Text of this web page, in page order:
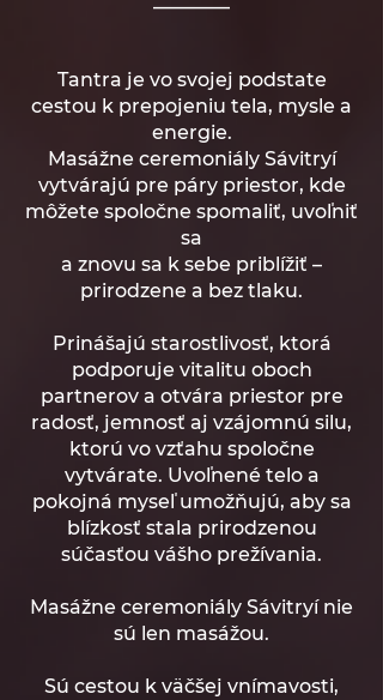
Tantra je vo svojej podstate
cestou k prepojeniu tela, mysle a
energie.
Masážne ceremoniály Sávitryí
vytvárajú pre páry priestor, kde
môžete spoločne spomaliť, uvoľniť
sa
a znovu sa k sebe priblížiť –
prirodzene a bez tlaku.
Prinášajú starostlivosť, ktorá
podporuje vitalitu oboch
partnerov a otvára priestor pre
radosť, jemnosť aj vzájomnú silu,
ktorú vo vzťahu spoločne
vytvárate. Uvoľnené telo a
pokojná myseľ umožňujú, aby sa
blízkosť stala prirodzenou
súčasťou vášho prežívania.
Masážne ceremoniály Sávitryí nie
sú len masážou.
Sú cestou k väčšej vnímavosti,